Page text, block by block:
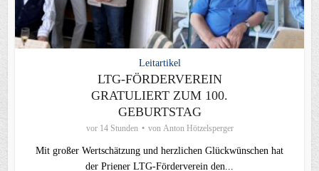
Leitartikel
LTG-FÖRDERVEREIN
GRATULIERT ZUM 100.
GEBURTSTAG
vor 14 Stunden von Anton Hötzelsperger
Mit großer Wertschätzung und herzlichen Glückwünschen hat
der Priener LTG‑Förderverein den...